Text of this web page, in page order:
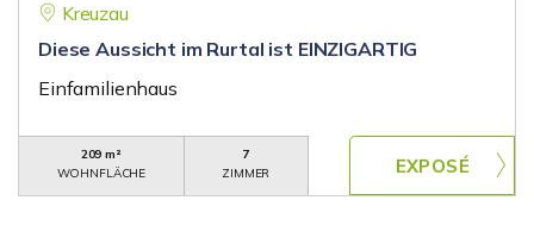
Kreuzau
Diese Aussicht im Rurtal ist EINZIGARTIG
Einfamilienhaus
209 m²
WOHNFLÄCHE
7
ZIMMER